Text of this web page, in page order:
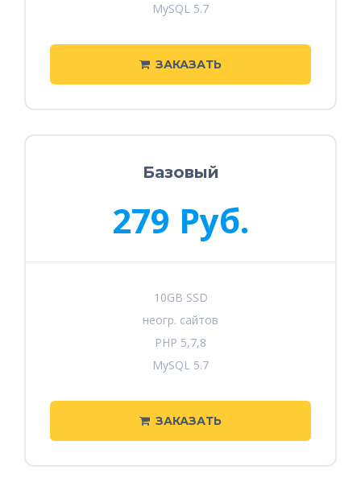
MySQL 5.7
ЗАКАЗАТЬ
Базовый
279 Руб.
10GB SSD
неогр. сайтов
PHP 5,7,8
MySQL 5.7
ЗАКАЗАТЬ